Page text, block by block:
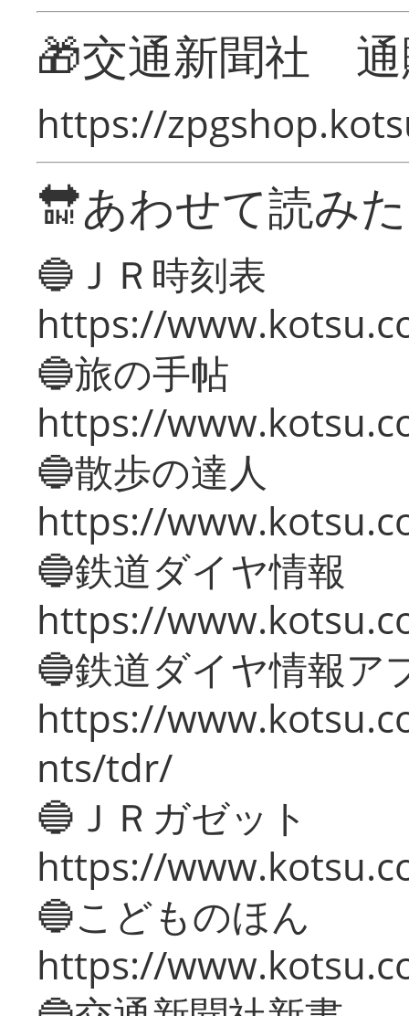
🎁交通新聞社
https://
🔛あわせて読み
🔵ＪＲ時刻表
https://
🔵旅の手帖
https://
🔵散歩の達人
https://
🔵鉄道ダイヤ情報
https://
🔵鉄道ダイヤ情報ア
https://
nts/tdr/
🔵ＪＲガゼット
https://
🔵こどものほん
https://